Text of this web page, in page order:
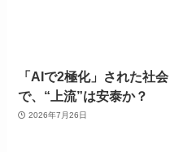
「AIで2極化」された社会
で、“上流”は安泰か？
2026年7月26日